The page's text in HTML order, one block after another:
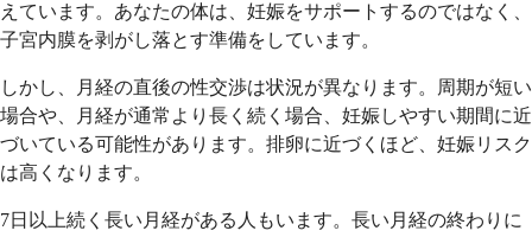
えています。あなたの体は、妊娠をサポートするのではなく、
子宮内膜を剥がし落とす準備をしています。
しかし、月経の直後の性交渉は状況が異なります。周期が短い
場合や、月経が通常より長く続く場合、妊娠しやすい期間に近
づいている可能性があります。排卵に近づくほど、妊娠リスク
は高くなります。
7日以上続く長い月経がある人もいます。長い月経の終わりに